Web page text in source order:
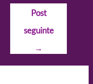
Post
seguinte
→